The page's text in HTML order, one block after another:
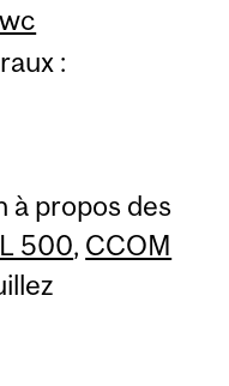
:
à propos des
500, CCOM